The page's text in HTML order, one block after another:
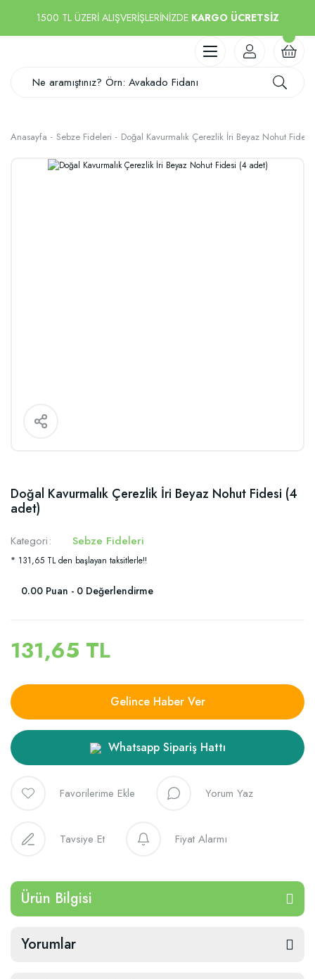
1500 TL ÜZERİ ALIŞVERİŞLERİNİZDE KARGO ÜCRETSİZ
Anasayfa Sebze Fideleri Doğal Kavurmalık Çerezlik İri Beyaz Nohut
Doğal Kavurmalık Çerezlik İri Beyaz Nohut Fidesi (4
adet)
Kategori Sebze Fideleri
* 131,65 TL den başlayan taksitlerle!!
0.00 Puan - 0 Değerlendirme
131,65 TL
Gelince Haber Ver
Whatsapp Sipariş Hattı
Yorum Yaz
Tavsiye Et Fiyat Alarmı
Ürün Bilgisi
Yorumlar